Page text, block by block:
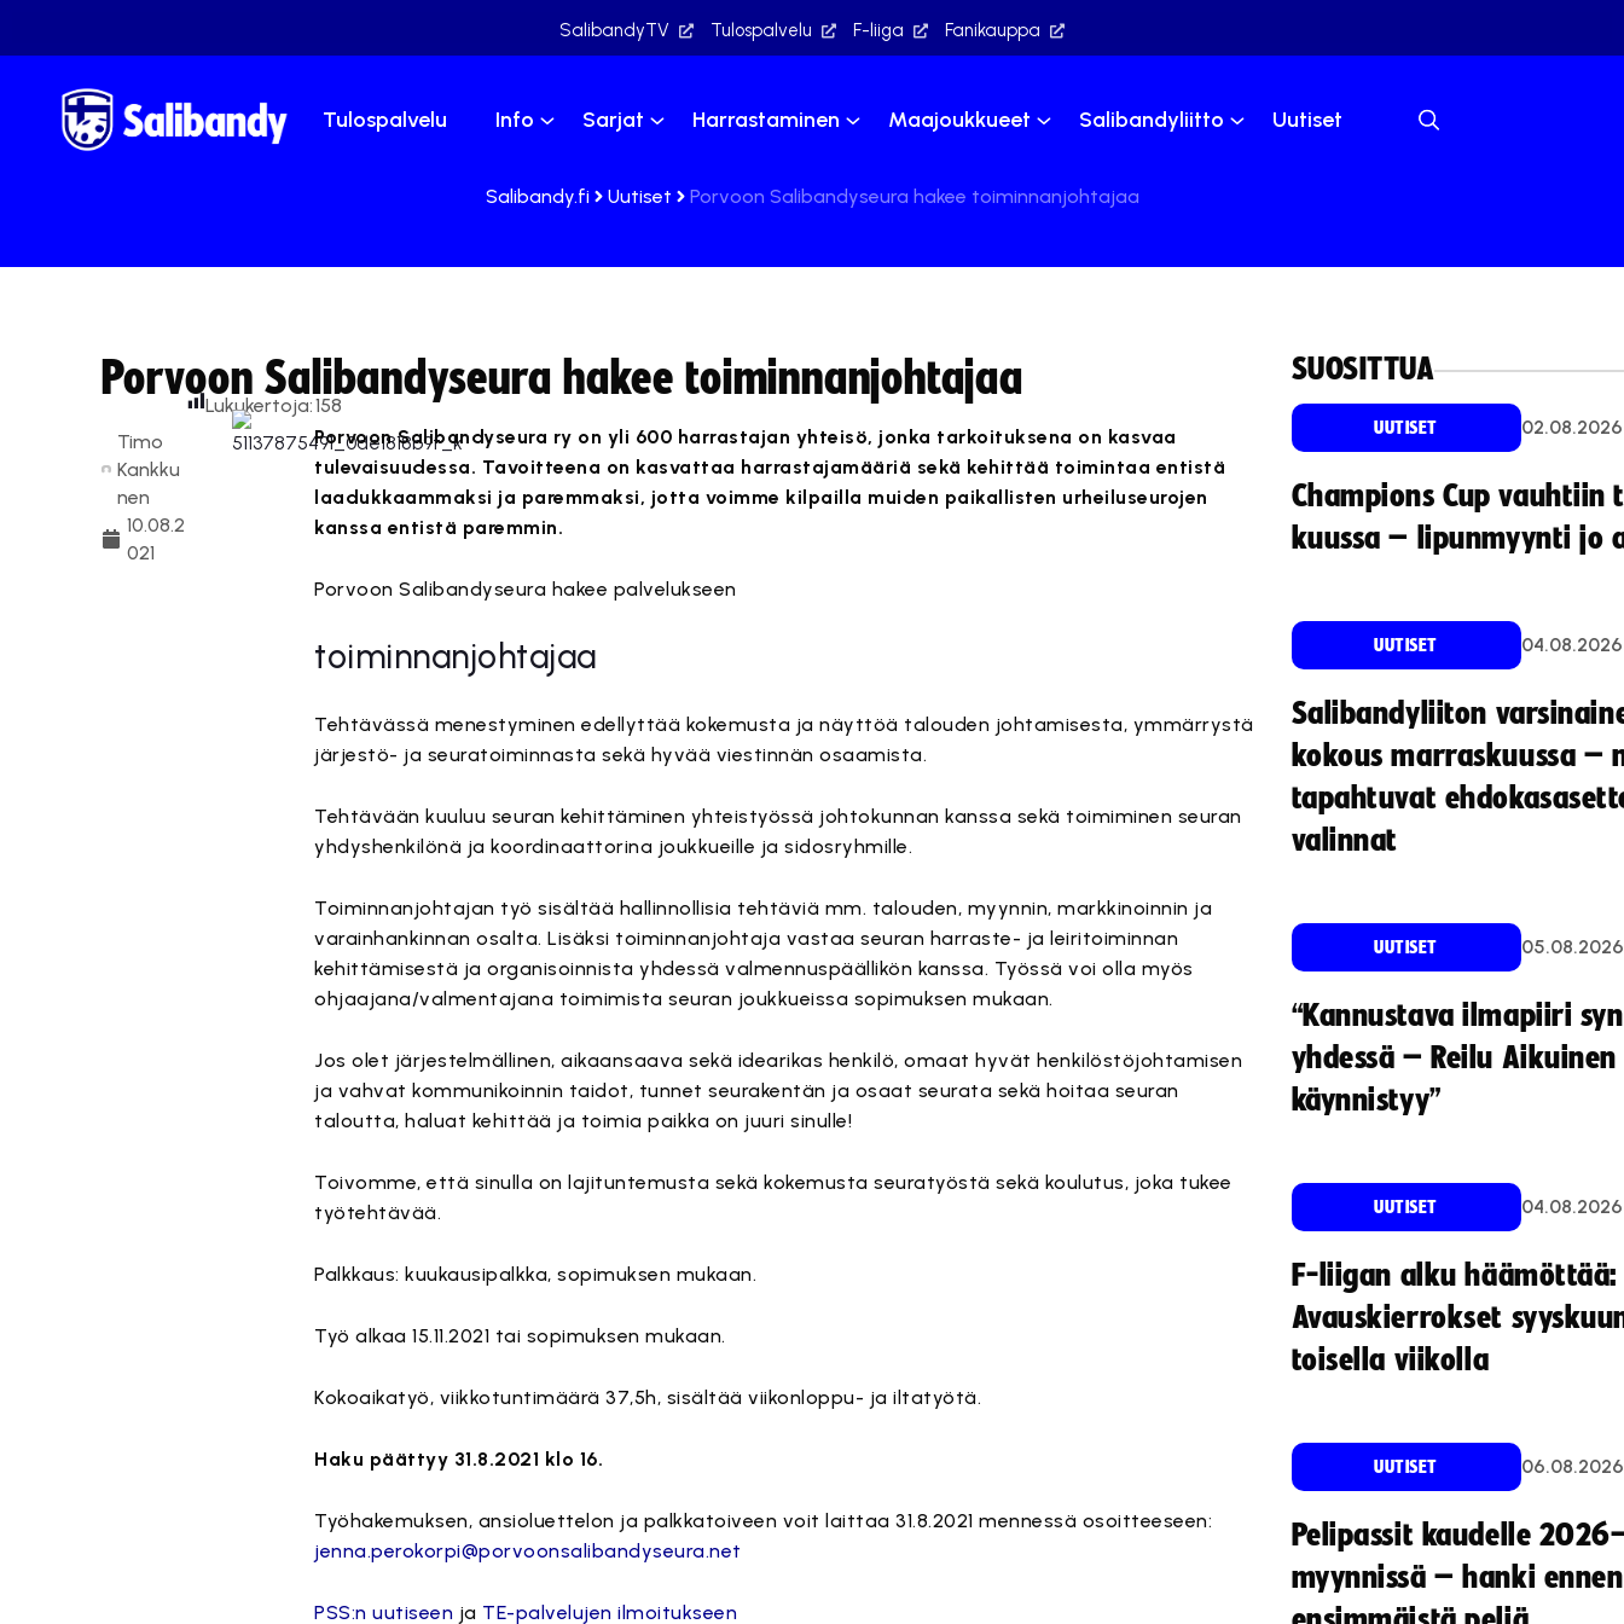
SalibandyTV Tulospalvelu F-liiga Fanikauppa
Tulospalvelu Info Sarjat Harrastaminen Maajoukkueet Salibandyliitto Uutiset
Salibandy.fi Uutiset Porvoon Salibandyseura hakee toiminnanjohtajaa
Porvoon Salibandyseura hakee toiminnanjohtajaa
Timo
Kankku
nen
10.08.2
021
Lukukertoja:158
Porvoon Salibandyseura ry on yli 600 harrastajan yhteisö, jonka tarkoituksena on kasvaa
tulevaisuudessa. Tavoitteena on kasvattaa harrastajamääriä sekä kehittää toimintaa entistä
laadukkaammaksi ja paremmaksi, jotta voimme kilpailla muiden paikallisten urheiluseurojen
kanssa entistä paremmin.
Porvoon Salibandyseura hakee palvelukseen
toiminnanjohtajaa
Tehtävässä menestyminen edellyttää kokemusta ja näyttöä talouden johtamisesta, ymmärrystä
järjestö- ja seuratoiminnasta sekä hyvää viestinnän osaamista.
Tehtävään kuuluu seuran kehittäminen yhteistyössä johtokunnan kanssa sekä toimiminen seuran
yhdyshenkilönä ja koordinaattorina joukkueille ja sidosryhmille.
Toiminnanjohtajan työ sisältää hallinnollisia tehtäviä mm. talouden, myynnin, markkinoinnin ja
varainhankinnan osalta. Lisäksi toiminnanjohtaja vastaa seuran harraste- ja leiritoiminnan
kehittämisestä ja organisoinnista yhdessä valmennuspäällikön kanssa. Työssä voi olla myös
ohjaajana/valmentajana toimimista seuran joukkueissa sopimuksen mukaan.
Jos olet järjestelmällinen, aikaansaava sekä idearikas henkilö, omaat hyvät henkilöstöjohtamisen
ja vahvat kommunikoinnin taidot, tunnet seurakentän ja osaat seurata sekä hoitaa seuran
taloutta, haluat kehittää ja toimia paikka on juuri sinulle!
Toivomme, että sinulla on lajituntemusta sekä kokemusta seuratyöstä sekä koulutus, joka tukee
työtehtävää.
Palkkaus: kuukausipalkka, sopimuksen mukaan.
Työ alkaa 15.11.2021 tai sopimuksen mukaan.
Kokoaikatyö, viikkotuntimäärä 37,5h, sisältää viikonloppu- ja iltatyötä.
Haku päättyy 31.8.2021 klo 16.
Työhakemuksen, ansioluettelon ja palkkatoiveen voit laittaa 31.8.2021 mennessä osoitteeseen:
jenna.perokorpi@porvoonsalibandyseura.net
PSS:n uutiseen ja TE-palvelujen ilmoitukseen
SUOSITTUA
UUTISET 02.08.2026
Champions Cup vauhtiin
kuussa – lipunmyynti jo
UUTISET 04.08.2026
Salibandyliiton
kokous marraskuussa –
tapahtuvat
valinnat
UUTISET 05.08.2026
“Kannustava ilmapiiri
yhdessä – Reilu
käynnistyy”
UUTISET 04.08.2026
F-liigan alku häämöttää:
Avauskierrokset
toisella viikolla
UUTISET 06.08.2026
Pelipassit kaudelle
myynnissä – hanki ennen